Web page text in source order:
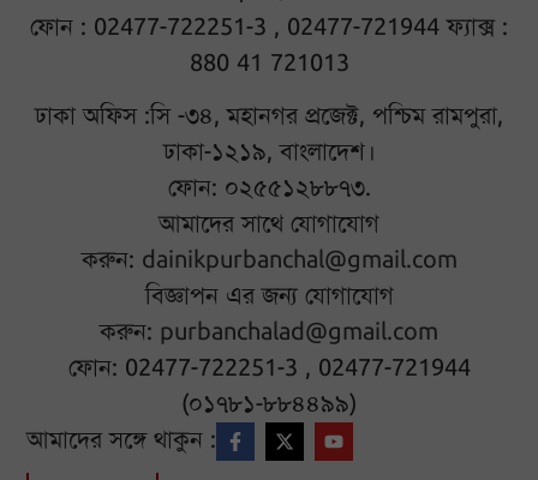
ফোন : 02477-722251-3 , 02477-721944 ফ্যাক্স :
880 41 721013
ঢাকা অফিস :সি -৩৪, মহানগর প্রজেক্ট, পশ্চিম রামপুরা,
ঢাকা-১২১৯, বাংলাদেশ।
ফোন: ০২৫৫১২৮৮৭৩.
আমাদের সাথে যোগাযোগ
করুন: dainikpurbanchal@gmail.com
বিজ্ঞাপন এর জন্য যোগাযোগ
করুন: purbanchalad@gmail.com
ফোন: 02477-722251-3 , 02477-721944
(০১৭৮১-৮৮৪৪৯৯)
আমাদের সঙ্গে থাকুন :